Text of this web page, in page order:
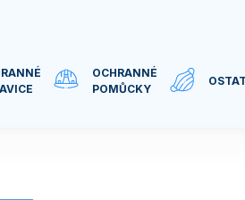
OCHRANNÉ
POMŮCKY